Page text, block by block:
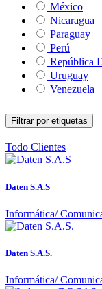
México
Nicaragua
Paraguay
Perú
República
Uruguay
Venezuela
Filtrar por etiquetas
Todo Clientes
Daten S.A.S
Informática/
Daten S.A.S.
Informática/